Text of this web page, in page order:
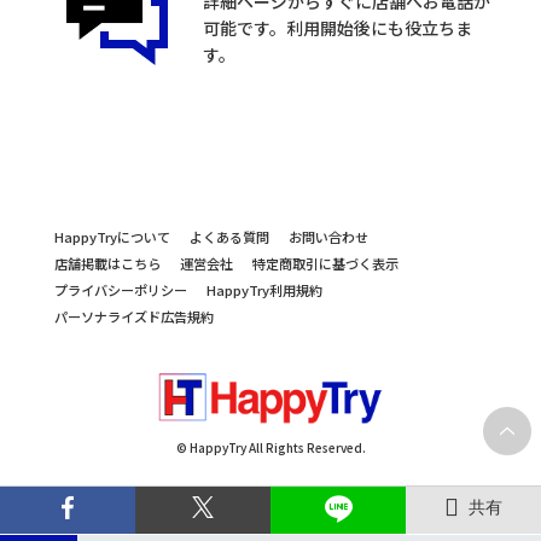
共有
可能です。利用開始後にも役立ちま
す。
HappyTryについて よくある質問
お問い合わせ
店舗掲載はこちら
運営会社
特定商取引に基づく表示
プライバシーポリシー
HappyTry利用規約
パーソナライズド広告規約
© HappyTry All Rights Reserved.